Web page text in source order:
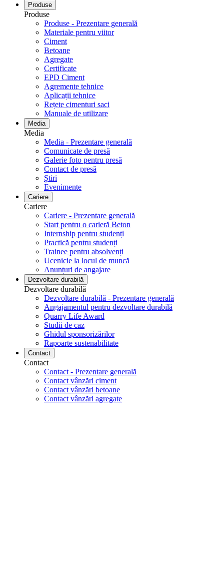
Produse
Produse
Produse - Prezentare generală
Materiale pentru viitor
Ciment
Betoane
Agregate
Certificate
EPD Ciment
Agremente tehnice
Aplicații tehnice
Rețete cimenturi saci
Manuale de utilizare
Media
Media
Media - Prezentare generală
Comunicate de presă
Galerie foto pentru ​​​​​​​presă
Contact de presă
Știri
Evenimente
Cariere
Cariere
Cariere - Prezentare generală
Start pentru o carieră Beton
Internship pentru studenți
Practică pentru studenți
Trainee pentru absolvenți
Ucenicie la locul de muncă
Anunțuri de angajare
Dezvoltare durabilă
Dezvoltare durabilă
Dezvoltare durabilă - Prezentare generală
Angajamentul pentru dezvoltare durabilă
Quarry Life Award
Studii de caz
Ghidul sponsorizărilor
Rapoarte sustenabilitate
Contact
Contact
Contact - Prezentare generală
Contact vânzări ciment
Contact vânzări betoane
Contact vânzări agregate